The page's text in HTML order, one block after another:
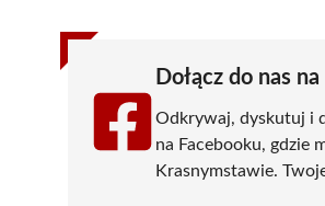
Dołącz do nas
Odkrywaj, dyskutuj i
na Facebooku, gdzie
Krasnymstawie.